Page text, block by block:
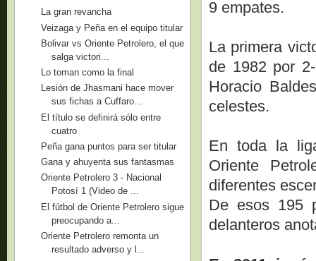
9 empates.
La primera
de 1982 por
Horacio
celestes.
En toda la
Oriente
diferentes
De esos 195
delanteros
La gran revancha
Veizaga y Peña en el equipo titular
Bolivar vs Oriente Petrolero, el que
salga victori...
Lo toman como la final
Lesión de Jhasmani hace mover
sus fichas a Cuffaro...
El título se definirá sólo entre
cuatro
Peña gana puntos para ser titular
Gana y ahuyenta sus fantasmas
Oriente Petrolero 3 - Nacional
Potosí 1 (Video de ...
El fútbol de Oriente Petrolero sigue
preocupando a...
Oriente Petrolero remonta un
resultado adverso y l...